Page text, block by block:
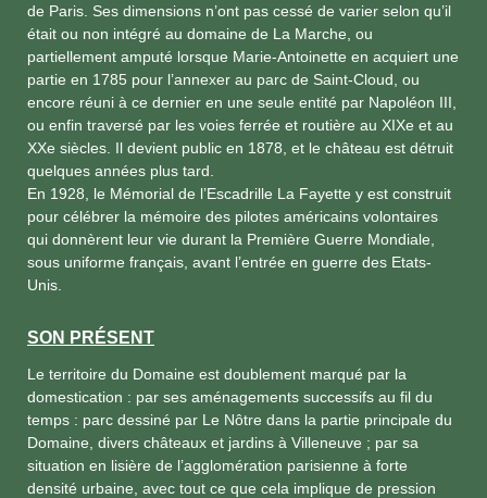
de Paris. Ses dimensions n’ont pas cessé de varier selon qu’il
était ou non intégré au domaine de La Marche, ou
partiellement amputé lorsque Marie-Antoinette en acquiert une
partie en 1785 pour l’annexer au parc de Saint-Cloud, ou
encore réuni à ce dernier en une seule entité par Napoléon III,
ou enfin traversé par les voies ferrée et routière au XIXe et au
XXe siècles. Il devient public en 1878, et le château est détruit
quelques années plus tard.
En 1928, le Mémorial de l’Escadrille La Fayette y est construit
pour célébrer la mémoire des pilotes américains volontaires
qui donnèrent leur vie durant la Première Guerre Mondiale,
sous uniforme français, avant l’entrée en guerre des Etats-
Unis.
SON PRÉSENT
Le territoire du Domaine est doublement marqué par la
domestication : par ses aménagements successifs au fil du
temps : parc dessiné par Le Nôtre dans la partie principale du
Domaine, divers châteaux et jardins à Villeneuve ; par sa
situation en lisière de l’agglomération parisienne à forte
densité urbaine, avec tout ce que cela implique de pression